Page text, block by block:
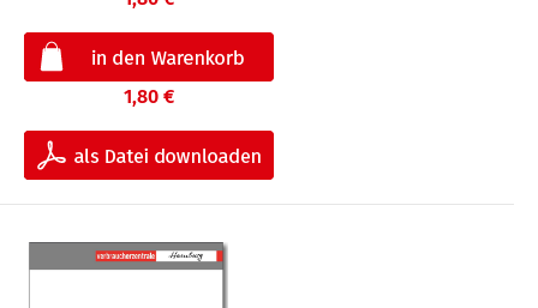
1,80 €